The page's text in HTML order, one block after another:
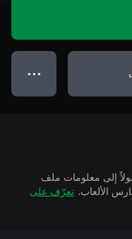
● ● ●
إلى معلومات ملف
تعرّف على